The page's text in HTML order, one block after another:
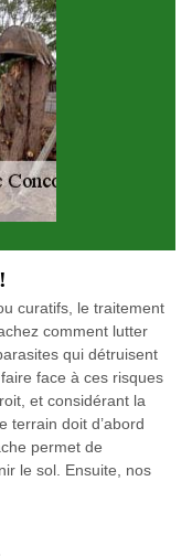
curatifs, le traitement
comment lutter
qui détruisent
face à ces risques
et considérant la
terrain doit d’abord
permet de
le sol. Ensuite, nos